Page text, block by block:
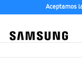
Aceptamos